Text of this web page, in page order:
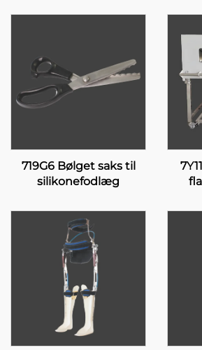
719G6 Bølget saks til
silikonefodlæg